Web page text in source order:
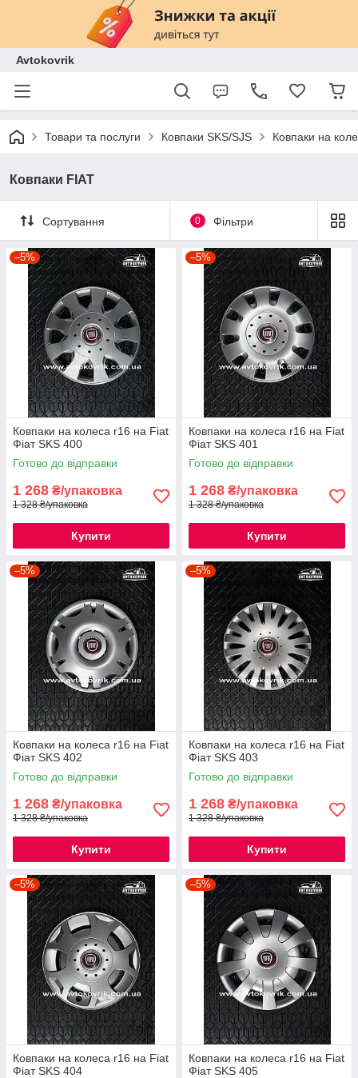
Avtokovrik
Товари та послуги Ковпаки SKS/SJS Ковпаки на
Ковпаки FIAT
Сортування 0 Фільтри
–5%
Ковпаки на колеса r16 на Fiat
Фіат SKS 400
Готово до відправки
1 268 ₴/упаковка
1 328 ₴/упаковка
Купити
–5%
Ковпаки на колеса r16 на Fiat
Фіат SKS 401
Готово до відправки
1 268 ₴/упаковка
1 328 ₴/упаковка
Купити
–5%
Ковпаки на колеса r16 на Fiat
Фіат SKS 402
Готово до відправки
1 268 ₴/упаковка
1 328 ₴/упаковка
Купити
–5%
Ковпаки на колеса r16 на Fiat
Фіат SKS 403
Готово до відправки
1 268 ₴/упаковка
1 328 ₴/упаковка
Купити
–5%
Ковпаки на колеса r16 на Fiat
Фіат SKS 404
–5%
Ковпаки на колеса r16 на Fiat
Фіат SKS 405